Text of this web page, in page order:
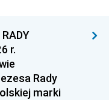
r.
Rady
marki